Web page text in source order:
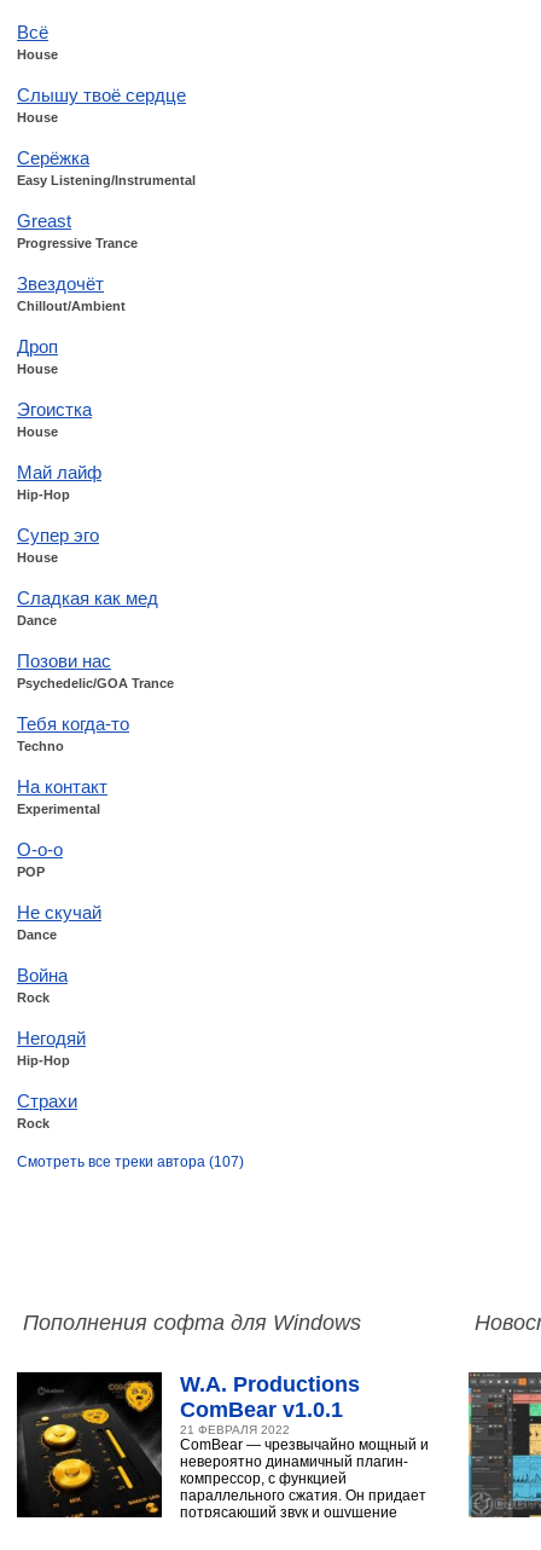
Всё
House
Слышу твоё сердце
House
Серёжка
Easy Listening/Instrumental
Greast
Progressive Trance
Звездочёт
Chillout/Ambient
Дроп
House
Эгоистка
House
Май лайф
Hip-Hop
Супер эго
House
Сладкая как мед
Dance
Позови нас
Psychedelic/GOA Trance
Тебя когда-то
Techno
На контакт
Experimental
О-о-о
POP
Не скучай
Dance
Война
Rock
Негодяй
Hip-Hop
Страхи
Rock
Смотреть все треки автора (107)
Пополнения софта для Windows
W.A. Productions
ComBear v1.0.1
21 ФЕВРАЛЯ 2022
ComBear — чрезвычайно мощный и
невероятно динамичный плагин-
компрессор, с функцией
параллельного сжатия. Он придает
потрясающий звук и ощущение